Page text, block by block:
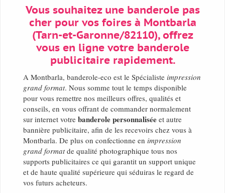
Vous souhaitez une banderole pas
cher pour vos foires à Montbarla
(Tarn-et-Garonne/82110), offrez
vous en ligne votre banderole
publicitaire rapidement.
A Montbarla, banderole-eco est le Spécialiste impression
grand format. Nous somme tout le temps disponible
pour vous remettre nos meilleurs offres, qualités et
conseils, en vous offrant de commander normalement
sur internet votre banderole personnalisée et autre
bannière publicitaire, afin de les recevoirs chez vous à
Montbarla. De plus on confectionne en impression
grand formatde qualité photographique tous nos
supports publicitaires ce qui garantit un support unique
et de haute qualité supérieure qui séduiras le regard de
vos futurs acheteurs.